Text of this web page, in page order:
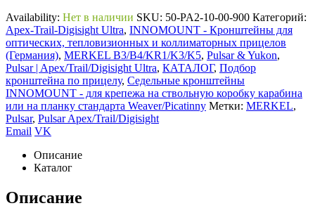
Availability: Нет в наличии SKU: 50-PA2-10-00-900 Категорий:
Apex-Trail-Digisight Ultra, INNOMOUNT - Кронштейны для
оптических, тепловизионных и коллиматорных прицелов
(Германия), MERKEL B3/B4/KR1/K3/K5, Pulsar & Yukon,
Pulsar | Apex/Trail/Digisight Ultra, КАТАЛОГ, Подбор
кронштейна по прицелу, Седельные кронштейны
INNOMOUNT - для крепежа на ствольную коробку карабина
или на планку стандарта Weaver/Picatinny Метки: MERKEL,
Pulsar, Pulsar Apex/Trail/Digisight
Email VK
Описание
Каталог
Описание